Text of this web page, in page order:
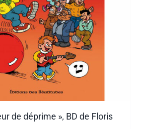
de déprime », BD de Floris